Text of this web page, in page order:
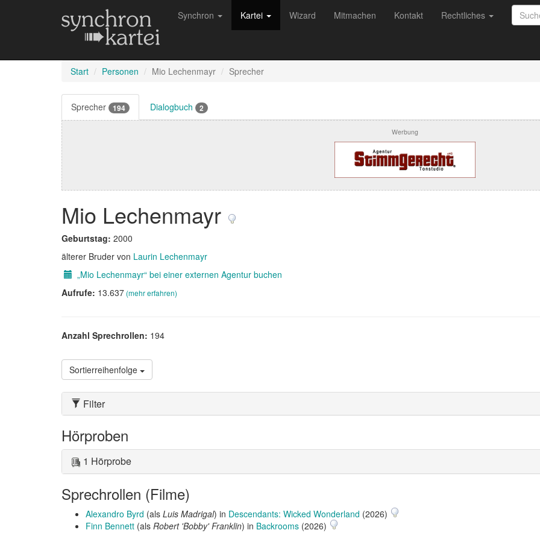
Synchron Kartei Wizard Mitmachen Kontakt Rechtliches
Start Personen Mio Lechenmayr Sprecher
Sprecher 194 Dialogbuch 2
Werbung
Mio Lechenmayr
Geburtstag: 2000
älterer Bruder von Laurin Lechenmayr
„Mio Lechenmayr“ bei einer externen Agentur buchen
Aufrufe: 13.637(mehr erfahren)
Anzahl Sprechrollen: 194
Sortierreihenfolge
Filter
Hörproben
1 Hörprobe
Sprechrollen (Filme)
Alexandro Byrd (als Luis Madrigal) in Descendants: Wicked Wonderland (2026)
Finn Bennett (als Robert 'Bobby' Franklin) in Backrooms (2026)